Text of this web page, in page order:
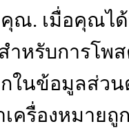
ณ. เมื่อคุณไ
ำหรับการโพ
ในข้อมูลส่ว
เครื่องหมาย